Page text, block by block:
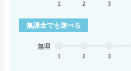
1 2 3
無課金でも遊べる
無理
1 2 3